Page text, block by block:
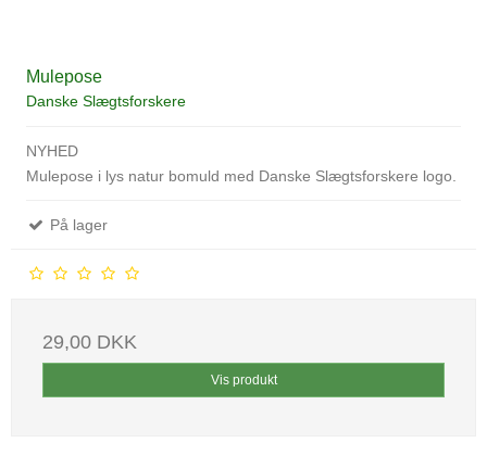
Mulepose
Danske Slægtsforskere
NYHED
Mulepose i lys natur bomuld med Danske Slægtsforskere logo.
På lager
29,00 DKK
Vis produkt